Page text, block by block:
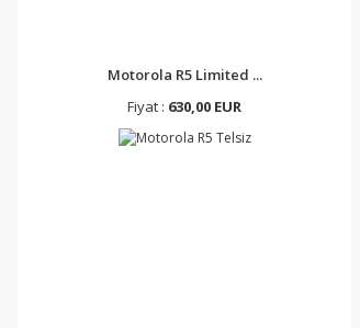
Motorola R5 Limited ...
Fiyat : 630,00 EUR